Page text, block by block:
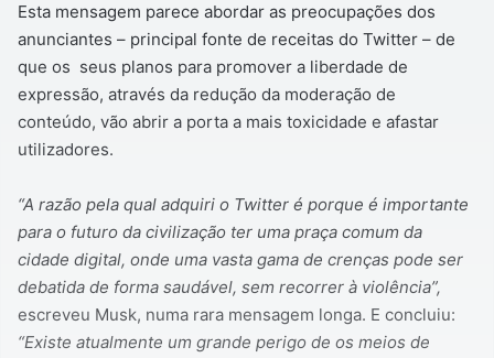
Esta mensagem parece abordar as preocupações dos
anunciantes – principal fonte de receitas do Twitter – de
que os seus planos para promover a liberdade de
expressão, através da redução da moderação de
conteúdo, vão abrir a porta a mais toxicidade e afastar
utilizadores.
“A razão pela qual adquiri o Twitter é porque é importante
para o futuro da civilização ter uma praça comum da
cidade digital, onde uma vasta gama de crenças pode ser
debatida de forma saudável, sem recorrer à violência”,
escreveu Musk, numa rara mensagem longa. E concluiu:
“Existe atualmente um grande perigo de os meios de